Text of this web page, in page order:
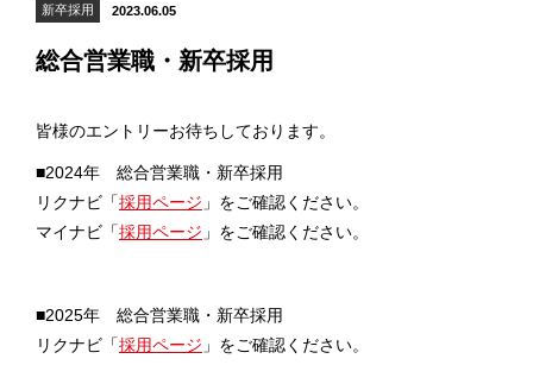
素材
採用情報
お見積・お問い合わせ
2023.06.05
新卒採用
総合営業職・新卒採用
皆様のエントリーお待ちしております。
■2024年 総合営業職・新卒採用
リクナビ「採用ページ 」をご確認ください。
マイナビ「採用ページ 」をご確認ください。
■2025年 総合営業職・新卒採用
リクナビ「採用ページ 」をご確認ください。